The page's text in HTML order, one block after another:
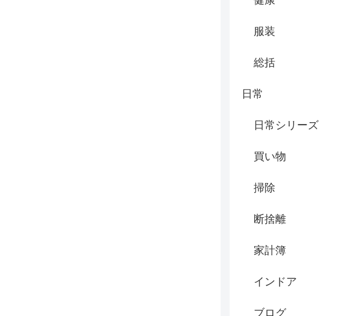
服装
総括
日常
日常シリーズ
買い物
掃除
断捨離
家計簿
インドア
ブログ